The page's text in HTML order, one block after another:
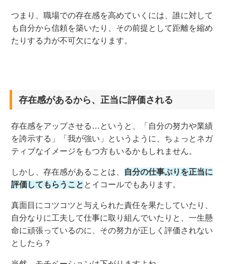
つまり、職場での存在感を高めていくには、誰に対して
も自分から信頼を築いたり、その前提として距離を縮め
たりする力が不可欠になります。
存在感があるから、正当に評価される
存在感をアップさせる…というと、「自分の努力や業績
を誇示する」「我が強い」というように、ちょっとネガ
ティブなイメージをもつ方もいるかもしれません。
しかし、存在感があることは、 自分の仕事ぶりを正当に
評価してもらうこと とイコールでもあります。
真面目にコツコツと与えられた責任を果たしていたり、
自分なりに工夫して仕事に取り組んでいたりと、一生懸
命に頑張っているのに、その努力が正しく評価されない
としたら？